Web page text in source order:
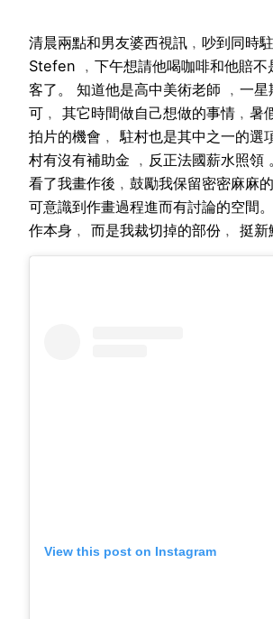
清晨兩點和男友婆西視訊﹐吵到同時
Stefen ﹐下午想請他喝咖啡和他賠不
客了。 知道他是高中美術老師 ﹐一星
可﹐ 其它時間做自己想做的事情﹐暑
拍片的機會﹐ 駐村也是其中之一的選
村有沒有補助金 ﹐反正法國薪水照領
看了我畫作後﹐鼓勵我保留密密麻麻
可意識到作畫過程進而有討論的空間
作本身﹐ 而是我裁切掉的部份﹐ 挺新
View this post on Instagram